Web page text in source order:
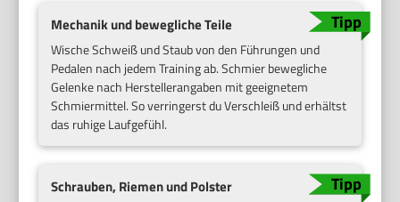
Mechanik und bewegliche Teile
Wische Schweiß und Staub von den Führungen und
Pedalen nach jedem Training ab. Schmier bewegliche
Gelenke nach Herstellerangaben mit geeignetem
Schmiermittel. So verringerst du Verschleiß und erhältst
das ruhige Laufgefühl.
Schrauben, Riemen und Polster